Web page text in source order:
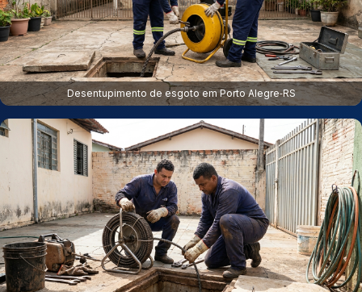
Desentupimento de esgoto em Porto Alegre‑RS